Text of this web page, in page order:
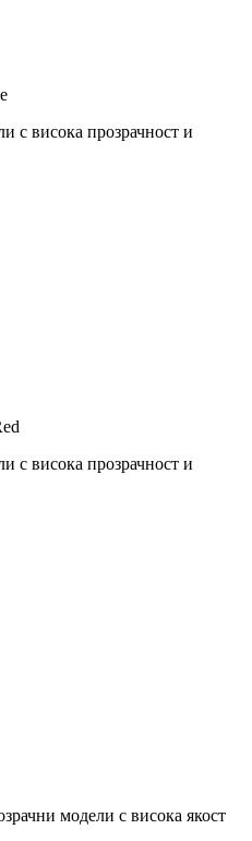
с висока прозрачност и
с висока прозрачност и
модели с висока якост